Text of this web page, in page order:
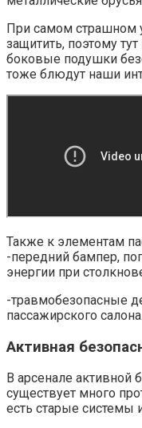
При самом страшном
защитить, поэтому
боковые подушки
тоже блюдут наши
Также к элементам
-передний бампер,
энергии при
-травмобезопасные
пассажирского салона.
Активная
В арсенале активной
существует много
есть старые системы